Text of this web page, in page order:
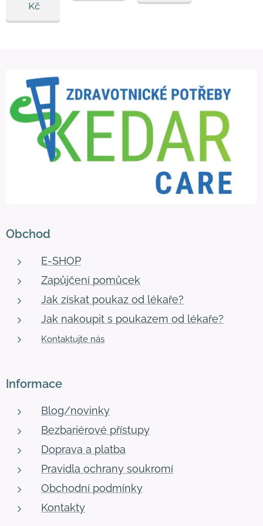
Kč
Obchod
E-SHOP
Zapůjčení pomůcek
Jak získat poukaz od lékaře?
Jak nakoupit s poukazem od lékaře?
Kontaktujte nás
Informace
Blog/novinky
Bezbariérové přístupy
Doprava a platba
Pravidla ochrany soukromí
Obchodní podmínky
Kontakty